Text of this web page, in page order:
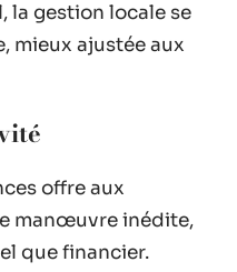
la gestion locale se
mieux ajustée aux
offre aux
manœuvre inédite,
que financier.